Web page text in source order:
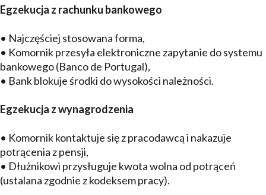
Egzekucja z rachunku bankowego
• Najczęściej stosowana forma,
• Komornik przesyła elektroniczne zapytanie do systemu
bankowego (Banco de Portugal),
• Bank blokuje środki do wysokości należności.
Egzekucja z wynagrodzenia
• Komornik kontaktuje się z pracodawcą i nakazuje
potrącenia z pensji,
• Dłużnikowi przysługuje kwota wolna od potrąceń
(ustalana zgodnie z kodeksem pracy).